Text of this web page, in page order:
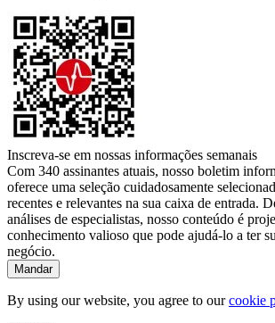
Inscreva-se em nossas informações semanais
Com 340 assinantes atuais, nosso boletim
oferece uma seleção cuidadosamente
recentes e relevantes na sua caixa de entrada.
análises de especialistas, nosso conteúdo é
conhecimento valioso que pode ajudá-lo a ter
negócio.
By using our website, you agree to ourcookie